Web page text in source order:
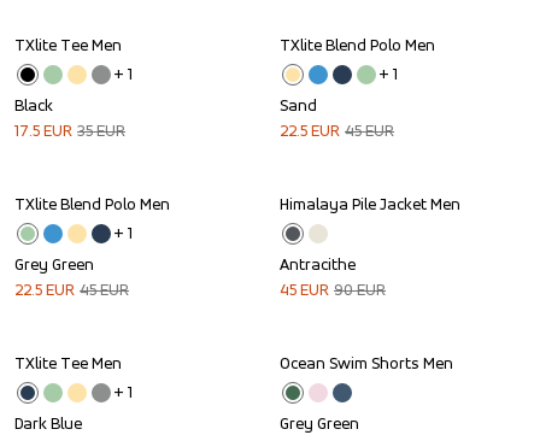
Sale
TXlite Tee Men
+ 1
Black
17.5EUR 35EUR
Sale
TXlite Blend Polo Men
+ 1
Sand
22.5EUR 45EUR
Sale
TXlite Blend Polo Men
+ 1
Grey Green
22.5EUR 45EUR
Sale
Himalaya Pile Jacket Men
Antracithe
45EUR 90EUR
Sale
TXlite Tee Men
+ 1
Dark Blue
Sale
Ocean Swim Shorts Men
Grey Green